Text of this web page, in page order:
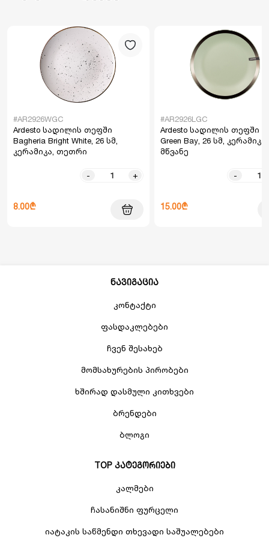
#AR2926WGC
Ardesto სადილის თეფში
Bagheria Bright White, 26 სმ,
კერამიკა, თეთრი
- +
8.00₾
#AR2926LGC
Ardesto სადილის თეფში
Green Bay, 26 სმ, კერამიკა,
მწვანე
-
15.00₾
ნავიგაცია
კონტაქტი
ფასდაკლებები
ჩვენ შესახებ
მომსახურების პირობები
ხშირად დასმული კითხვები
ბრენდები
ბლოგი
TOP კატეგორიები
კალმები
ჩასანიშნი ფურცელი
იატაკის საწმენდი თხევადი საშუალებები